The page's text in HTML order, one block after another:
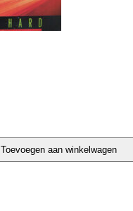
Toevoegen aan winkelwagen